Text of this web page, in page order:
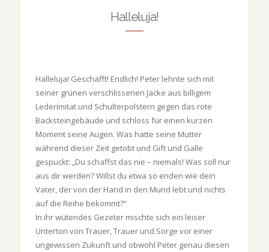
Halleluja!
Halleluja! Geschafft! Endlich! Peter lehnte sich mit
seiner grünen verschlissenen Jacke aus billigem
Lederimitat und Schulterpolstern gegen das rote
Backsteingebäude und schloss für einen kurzen
Moment seine Augen. Was hatte seine Mutter
während dieser Zeit getobt und Gift und Galle
gespuckt: „Du schaffst das nie – niemals! Was soll nur
aus dir werden? Willst du etwa so enden wie dein
Vater, der von der Hand in den Mund lebt und nichts
auf die Reihe bekommt?“
In ihr wütendes Gezeter mischte sich ein leiser
Unterton von Trauer, Trauer und Sorge vor einer
ungewissen Zukunft und obwohl Peter genau diesen